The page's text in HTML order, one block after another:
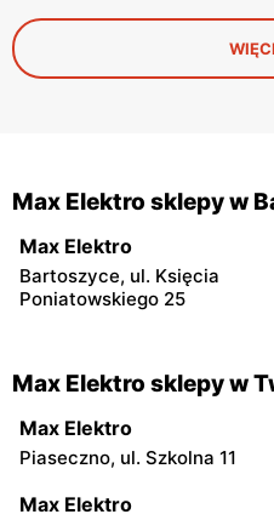
Max Elektro sklepy w
Max Elektro
Bartoszyce, ul. Księcia
Poniatowskiego 25
Max Elektro sklepy w
Max Elektro
Piaseczno, ul. Szkolna 11
Max Elektro